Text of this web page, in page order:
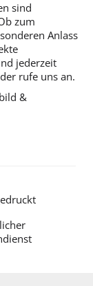
sind
zum
Anlass
jederzeit
rufe uns an.
&